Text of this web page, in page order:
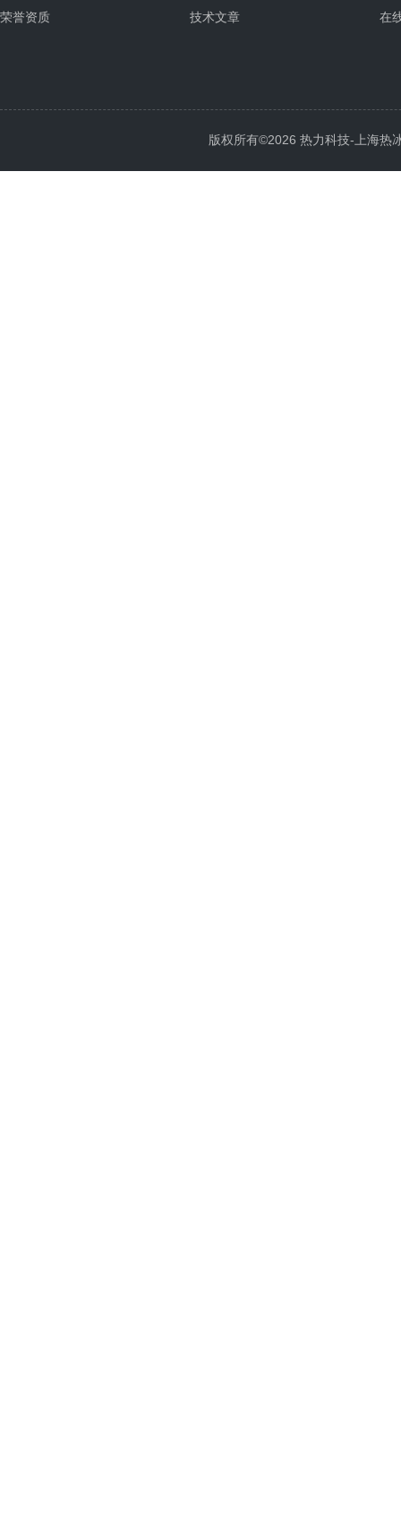
荣誉资质
技术文章
在
版权所有©2026 热力科技-上海